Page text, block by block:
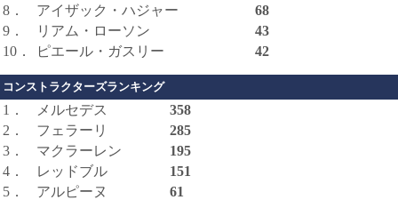
8．
アイザック・ハジャー
68
9．
リアム・ローソン
43
10．
ピエール・ガスリー 42
コンストラクターズランキング
1． メルセデス
358
2．
フェラーリ
285
3．
マクラーレン
195
4．
レッドブル
151
5．
アルピーヌ
61